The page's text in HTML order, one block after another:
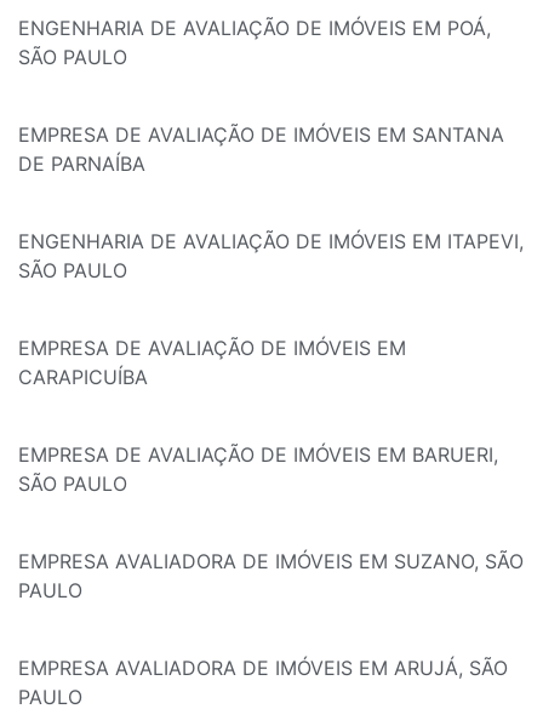
ENGENHARIA DE AVALIAÇÃO DE IMÓVEIS EM POÁ,
SÃO PAULO
EMPRESA DE AVALIAÇÃO DE IMÓVEIS EM SANTANA
DE PARNAÍBA
ENGENHARIA DE AVALIAÇÃO DE IMÓVEIS EM ITAPEVI,
SÃO PAULO
EMPRESA DE AVALIAÇÃO DE IMÓVEIS EM
CARAPICUÍBA
EMPRESA DE AVALIAÇÃO DE IMÓVEIS EM BARUERI,
SÃO PAULO
EMPRESA AVALIADORA DE IMÓVEIS EM SUZANO, SÃO
PAULO
EMPRESA AVALIADORA DE IMÓVEIS EM ARUJÁ, SÃO
PAULO